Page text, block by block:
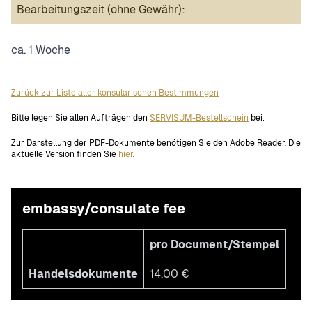
Bearbeitungszeit (ohne Gewähr):
ca. 1 Woche
Zurück zur Liste aller konsularischen Bestimmungen
Bitte legen Sie allen Aufträgen den SERVISUM-Bestellschein bei.
Zur Darstellung der PDF-Dokumente benötigen Sie den Adobe Reader. Die
aktuelle Version finden Sie hier.
embassy/consulate fee
pro Document/Stempel
Handelsdokumente 14,00 €